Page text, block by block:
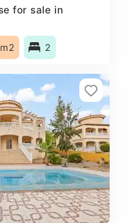
for sale in
2